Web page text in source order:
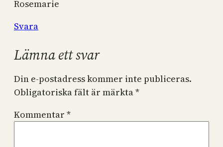
Rosemarie
Svara
Lämna ett svar
Din e-postadress kommer inte publiceras.
Obligatoriska fält är märkta*
Kommentar *